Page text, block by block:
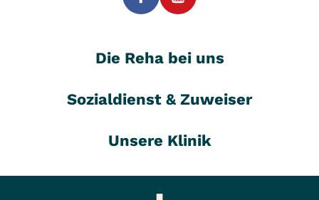
Die Reha bei uns
Sozialdienst & Zuweiser
Unsere Klinik